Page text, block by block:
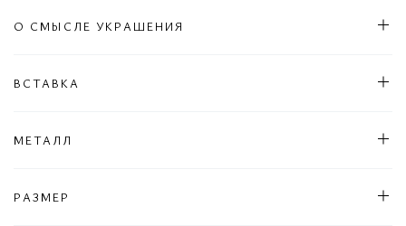
О СМЫСЛЕ УКРАШЕНИЯ
ВСТАВКА
МЕТАЛЛ
РАЗМЕР